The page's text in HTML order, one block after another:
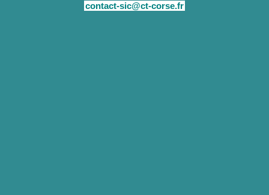
contact-sic@ct-corse.fr